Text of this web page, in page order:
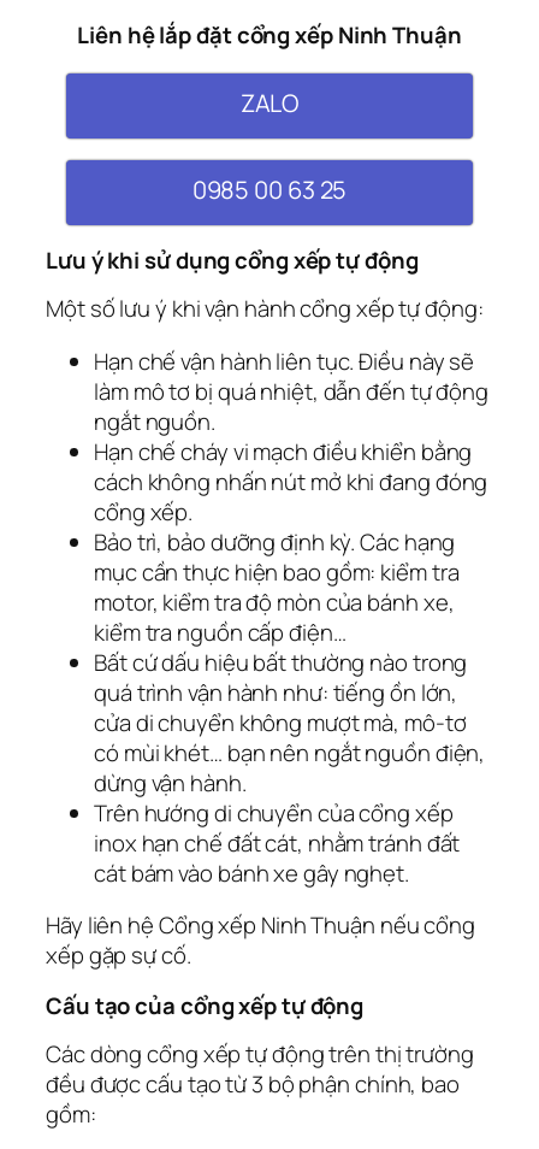
Liên hệ lắp đặt cổng xếp Ninh Thuận
ZALO
0985 00 63 25
Lưu ý khi sử dụng cổng xếp tự động
Một số lưu ý khi vận hành cổng xếp tự động:
Hạn chế vận hành liên tục. Điều này sẽ
làm mô tơ bị quá nhiệt, dẫn đến tự động
ngắt nguồn.
Hạn chế cháy vi mạch điều khiển bằng
cách không nhấn nút mở khi đang đóng
cổng xếp.
Bảo trì, bảo dưỡng định kỳ. Các hạng
mục cần thực hiện bao gồm: kiểm tra
motor, kiểm tra độ mòn của bánh xe,
kiểm tra nguồn cấp điện…
Bất cứ dấu hiệu bất thường nào trong
quá trình vận hành như: tiếng ồn lớn,
cửa di chuyển không mượt mà, mô-tơ
có mùi khét… bạn nên ngắt nguồn điện,
dừng vận hành.
Trên hướng di chuyển của cổng xếp
inox hạn chế đất cát, nhằm tránh đất
cát bám vào bánh xe gây nghẹt.
Hãy liên hệ Cổng xếp Ninh Thuận nếu cổng
xếp gặp sự cố.
Cấu tạo của cổng xếp tự động
Các dòng cổng xếp tự động trên thị trường
đều được cấu tạo từ 3 bộ phận chính, bao
gồm: